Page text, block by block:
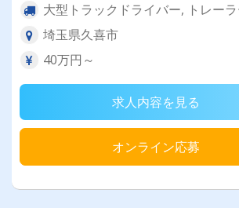
大型トラックドライバー, トレーラ
埼玉県久喜市
40万円～
求人内容を見る
オンライン応募